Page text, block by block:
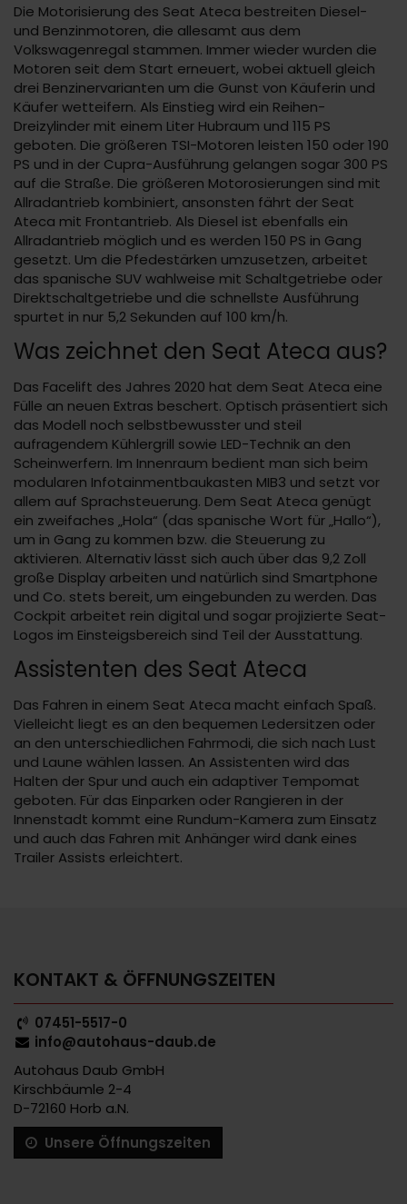
Die Motorisierung des Seat Ateca bestreiten Diesel-
und Benzinmotoren, die allesamt aus dem
Volkswagenregal stammen. Immer wieder wurden die
Motoren seit dem Start erneuert, wobei aktuell gleich
drei Benzinervarianten um die Gunst von Käuferin und
Käufer wetteifern. Als Einstieg wird ein Reihen-
Dreizylinder mit einem Liter Hubraum und 115 PS
geboten. Die größeren TSI-Motoren leisten 150 oder 190
PS und in der Cupra-Ausführung gelangen sogar 300 PS
auf die Straße. Die größeren Motorosierungen sind mit
Allradantrieb kombiniert, ansonsten fährt der Seat
Ateca mit Frontantrieb. Als Diesel ist ebenfalls ein
Allradantrieb möglich und es werden 150 PS in Gang
gesetzt. Um die Pfedestärken umzusetzen, arbeitet
das spanische SUV wahlweise mit Schaltgetriebe oder
Direktschaltgetriebe und die schnellste Ausführung
spurtet in nur 5,2 Sekunden auf 100 km/h.
Was zeichnet den Seat Ateca aus?
Das Facelift des Jahres 2020 hat dem Seat Ateca eine
Fülle an neuen Extras beschert. Optisch präsentiert sich
das Modell noch selbstbewusster und steil
aufragendem Kühlergrill sowie LED-Technik an den
Scheinwerfern. Im Innenraum bedient man sich beim
modularen Infotainmentbaukasten MIB3 und setzt vor
allem auf Sprachsteuerung. Dem Seat Ateca genügt
ein zweifaches „Hola“ (das spanische Wort für „Hallo“),
um in Gang zu kommen bzw. die Steuerung zu
aktivieren. Alternativ lässt sich auch über das 9,2 Zoll
große Display arbeiten und natürlich sind Smartphone
und Co. stets bereit, um eingebunden zu werden. Das
Cockpit arbeitet rein digital und sogar projizierte Seat-
Logos im Einsteigsbereich sind Teil der Ausstattung.
Assistenten des Seat Ateca
Das Fahren in einem Seat Ateca macht einfach Spaß.
Vielleicht liegt es an den bequemen Ledersitzen oder
an den unterschiedlichen Fahrmodi, die sich nach Lust
und Laune wählen lassen. An Assistenten wird das
Halten der Spur und auch ein adaptiver Tempomat
geboten. Für das Einparken oder Rangieren in der
Innenstadt kommt eine Rundum-Kamera zum Einsatz
und auch das Fahren mit Anhänger wird dank eines
Trailer Assists erleichtert.
KONTAKT & ÖFFNUNGSZEITEN
07451-5517-0
info@autohaus-daub.de
Autohaus Daub GmbH
Kirschbäumle 2-4
D-72160 Horb a.N.
Unsere Öffnungszeiten